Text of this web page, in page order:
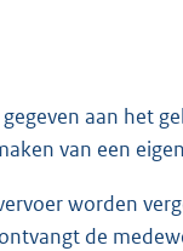
aan het
van een
worden
de